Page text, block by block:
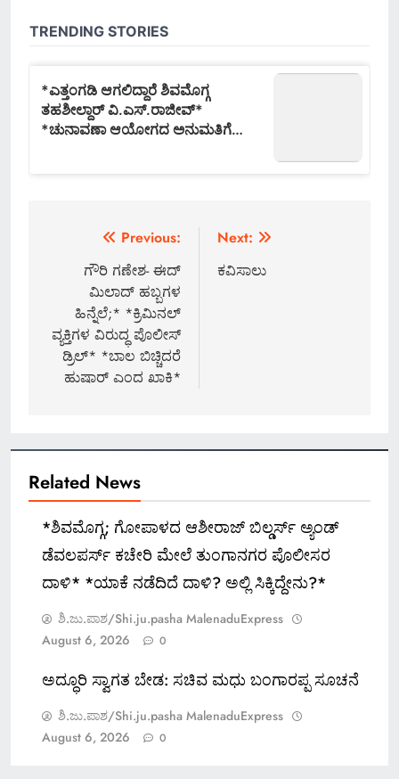
navigation
Previous:
ಗೌರಿ ಗಣೇಶ- ಈದ್
ಮಿಲಾದ್ ಹಬ್ಬಗಳ
ಹಿನ್ನೆಲೆ;* *ಕ್ರಿಮಿನಲ್
ವ್ಯಕ್ತಿಗಳ ವಿರುದ್ಧ ಪೊಲೀಸ್
ಡ್ರಿಲ್* *ಬಾಲ ಬಿಚ್ಚಿದರೆ
ಹುಷಾರ್ ಎಂದ ಖಾಕಿ*
Next:
ಕವಿಸಾಲು
Related News
*ಶಿವಮೊಗ್ಗ; ಗೋಪಾಳದ ಆಶೀರಾಜ್ ಬಿಲ್ಡರ್ಸ್ ಅ್ಯಂಡ್
ಡೆವಲಪರ್ಸ್ ಕಚೇರಿ ಮೇಲೆ ತುಂಗಾನಗರ ಪೊಲೀಸರ
ದಾಳಿ* *ಯಾಕೆ ನಡೆದಿದೆ ದಾಳಿ? ಅಲ್ಲಿ ಸಿಕ್ಕಿದ್ದೇನು?*
ಶಿ.ಜು.ಪಾಶ/Shi.ju.pasha MalenaduExpress
August 6, 2026
0
ಅದ್ಧೂರಿ ಸ್ವಾಗತ ಬೇಡ: ಸಚಿವ ಮಧು ಬಂಗಾರಪ್ಪ ಸೂಚನೆ
ಶಿ.ಜು.ಪಾಶ/Shi.ju.pasha MalenaduExpress
August 6, 2026
0